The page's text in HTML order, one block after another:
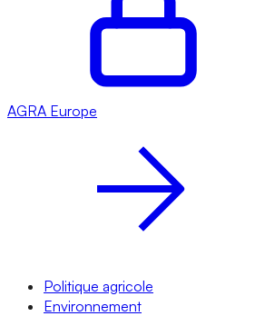
AGRA Europe
Politique agricole
Environnement